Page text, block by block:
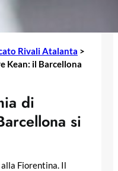
Rivali Atalanta >
Kean: il Barcellona
di
si
Fiorentina. Il